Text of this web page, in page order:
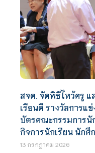
สจด. จัดพิธีไหว้ครู
เรียนดี รางวัลการแ
บัตรคณะกรรมการนั
กิจการนักเรียน นัก
13 กรกฎาคม 2026